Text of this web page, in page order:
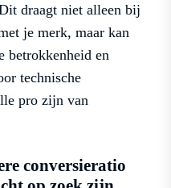
draagt niet alleen bij
je merk, maar kan
betrokkenheid en
technische
pro zijn van
conversieratio